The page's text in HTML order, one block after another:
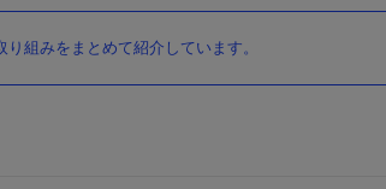
組みをまとめて紹介しています。